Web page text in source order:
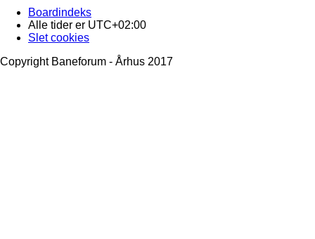
Boardindeks
Alle tider er UTC+02:00
Slet cookies
Copyright Baneforum - Århus 2017